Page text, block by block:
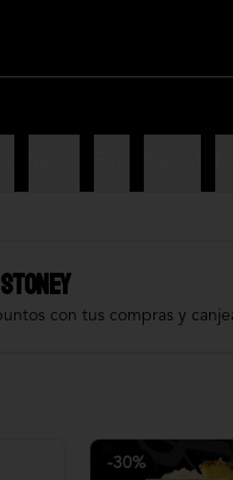
con tus compras y
-30%